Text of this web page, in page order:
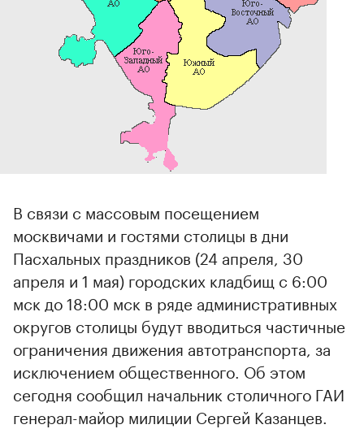
В связи с массовым посещением
москвичами и гостями столицы в дни
Пасхальных праздников (24 апреля, 30
апреля и 1 мая) городских кладбищ с 6:00
мск до 18:00 мск в ряде административных
округов столицы будут вводиться частичные
ограничения движения автотранспорта, за
исключением общественного. Об этом
сегодня сообщил начальник столичного ГАИ
генерал-майор милиции Сергей Казанцев.